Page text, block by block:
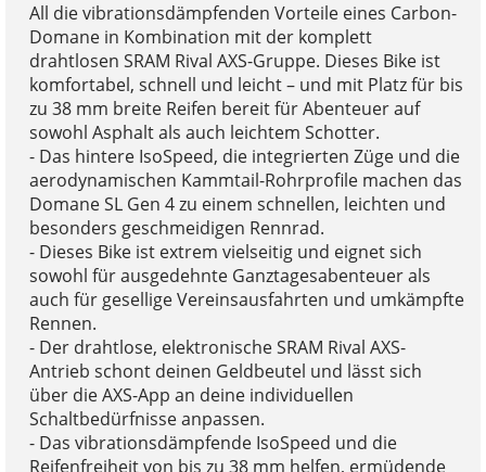
All die vibrationsdämpfenden Vorteile eines Carbon-
Domane in Kombination mit der komplett
drahtlosen SRAM Rival AXS-Gruppe. Dieses Bike ist
komfortabel, schnell und leicht – und mit Platz für bis
zu 38 mm breite Reifen bereit für Abenteuer auf
sowohl Asphalt als auch leichtem Schotter.
- Das hintere IsoSpeed, die integrierten Züge und die
aerodynamischen Kammtail-Rohrprofile machen das
Domane SL Gen 4 zu einem schnellen, leichten und
besonders geschmeidigen Rennrad.
- Dieses Bike ist extrem vielseitig und eignet sich
sowohl für ausgedehnte Ganztagesabenteuer als
auch für gesellige Vereinsausfahrten und umkämpfte
Rennen.
- Der drahtlose, elektronische SRAM Rival AXS-
Antrieb schont deinen Geldbeutel und lässt sich
über die AXS-App an deine individuellen
Schaltbedürfnisse anpassen.
- Das vibrationsdämpfende IsoSpeed und die
Reifenfreiheit von bis zu 38 mm helfen, ermüdende